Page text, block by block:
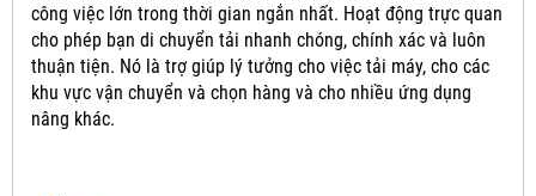
công việc lớn trong thời gian ngắn nhất. Hoạt động trực quan
cho phép bạn di chuyển tải nhanh chóng, chính xác và luôn
thuận tiện. Nó là trợ giúp lý tưởng cho việc tải máy, cho các
khu vực vận chuyển và chọn hàng và cho nhiều ứng dụng
nâng khác.